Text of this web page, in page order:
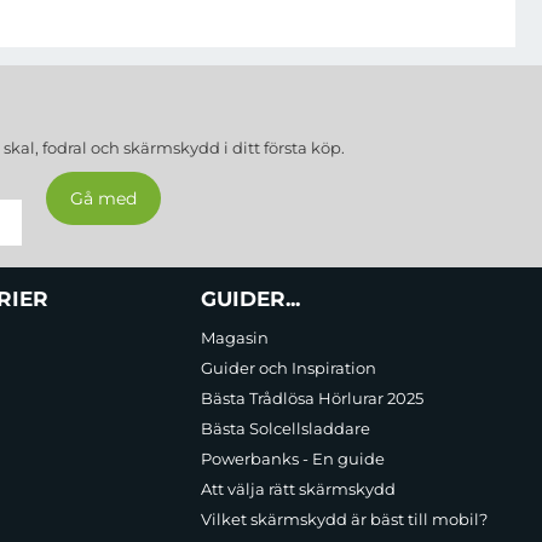
en konsert eller inspelningsstudio, helt omsluten av ljuden.
vilket gör dem idealiska för utomhusträning eller resor. Du
film eller långa samtal utan att behöva ladda ofta. När det
skal, fodral och skärmskydd i ditt första köp.
GUIDER...
Magasin
Guider och Inspiration
Bästa Trådlösa Hörlurar 2025
Bästa Solcellsladdare
Powerbanks - En guide
Att välja rätt skärmskydd
Vilket skärmskydd är bäst till mobil?